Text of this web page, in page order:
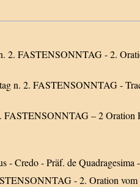
2. FASTENSONNTAG - 2.
n. 2. FASTENSONNTAG -
FASTENSONNTAG – 2 Oration
- Credo - Präf. de Quadragesima -
- 2. Oration